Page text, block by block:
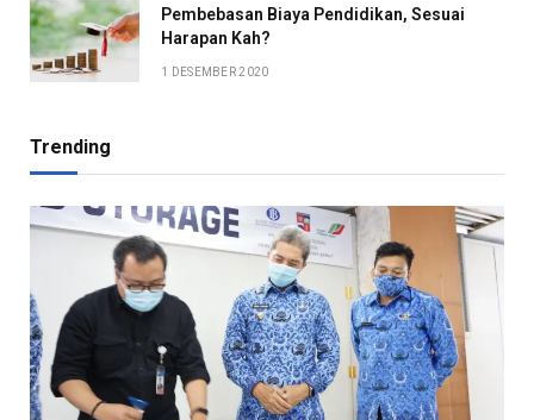
Pembebasan Biaya Pendidikan, Sesuai
Harapan Kah?
1 DESEMBER 2020
Trending